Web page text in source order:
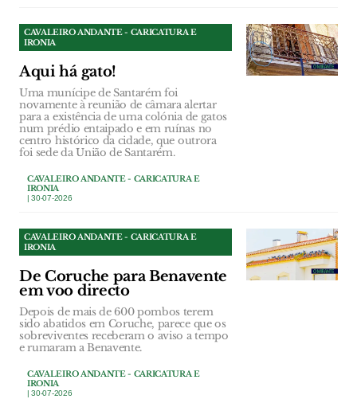
CAVALEIRO ANDANTE - CARICATURA E
IRONIA
Aqui há gato!
Uma munícipe de Santarém foi
novamente à reunião de câmara alertar
para a existência de uma colónia de gatos
num prédio entaipado e em ruínas no
centro histórico da cidade, que outrora
foi sede da União de Santarém.
CAVALEIRO ANDANTE - CARICATURA E
IRONIA
| 30-07-2026
CAVALEIRO ANDANTE - CARICATURA E
IRONIA
De Coruche para Benavente
em voo directo
Depois de mais de 600 pombos terem
sido abatidos em Coruche, parece que os
sobreviventes receberam o aviso a tempo
e rumaram a Benavente.
CAVALEIRO ANDANTE - CARICATURA E
IRONIA
| 30-07-2026